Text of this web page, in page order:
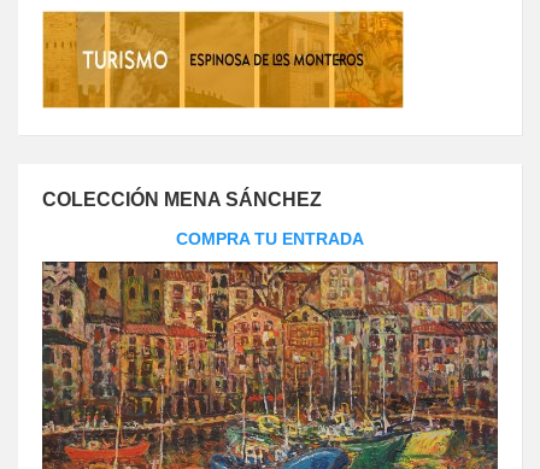
COLECCIÓN MENA SÁNCHEZ
COMPRA TU ENTRADA